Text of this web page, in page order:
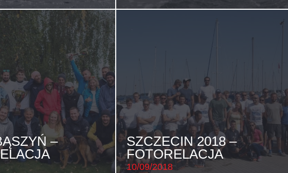
–
SZCZECIN 2018 –
FOTORELACJA
10/09/2018